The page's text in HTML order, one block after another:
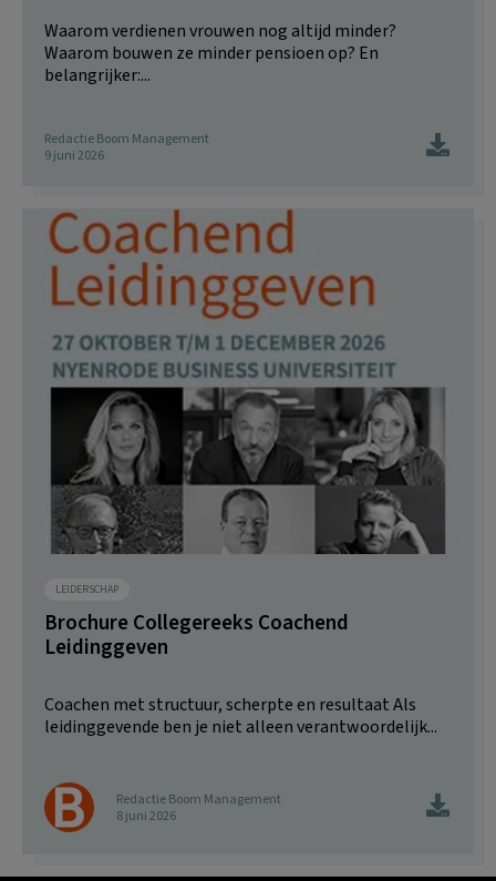
Waarom verdienen vrouwen nog altijd minder?
Waarom bouwen ze minder pensioen op? En
belangrijker:...
Redactie Boom Management
9 juni 2026
LEIDERSCHAP
Brochure Collegereeks Coachend
Leidinggeven
Coachen met structuur, scherpte en resultaat Als
leidinggevende ben je niet alleen verantwoordelijk...
Redactie Boom Management
8 juni 2026